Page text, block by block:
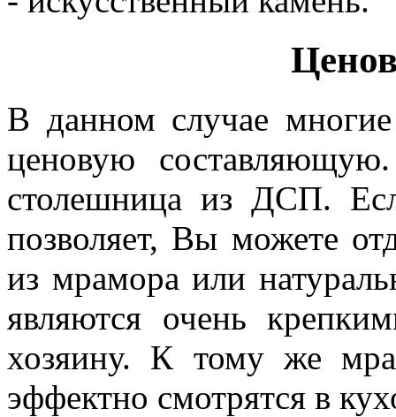
В данном случае
ценовую
столешница из ДСП.
позволяет, Вы можете
из мрамора или
являются очень
хозяину. К тому же
эффектно смотрятся в